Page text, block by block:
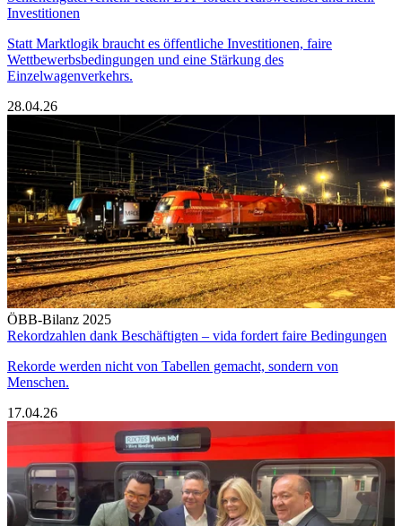
Investitionen
Statt Marktlogik braucht es öffentliche Investitionen, faire
Wettbewerbsbedingungen und eine Stärkung des
Einzelwagenverkehrs.
28.04.26
ÖBB-Bilanz 2025
Rekordzahlen dank Beschäftigten – vida fordert faire Bedingungen
Rekorde werden nicht von Tabellen gemacht, sondern von
Menschen.
17.04.26